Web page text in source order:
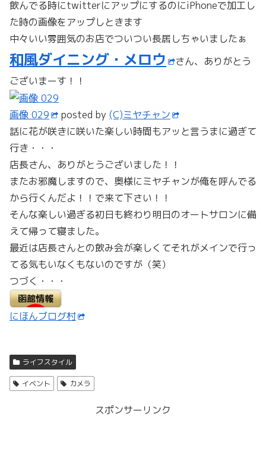
飲んでる時にtwitterにアップにするのにiPhoneで加工し
た時の画像をアップしときます
中々いい雰囲気のお店でついつい長居しちゃいましたぁ
和風ダイニング・メロウ
さん、ありがとう
ございまーす！！
画像 029 posted by (C)ミヤチャン
話に花が咲きに咲いた楽しい時間もアッと言うまに過ぎて
行き・・・
店長さん、ありがとうございました！！
またお邪魔しますので、奥様にミヤチャンが俺を呼んでる
から行くんだよ！！で来て下さい！！
そんな楽しい過ぎる初日も終わり明日のオートサロンに備
えて帰って寝ました。
最近は店長さんとの飲み会が楽しくてそれがメインで行っ
てる気もいなくもないのですが（笑）
つづく・・・
にほんブログ村
ライフスタイル
イベント カメラ
スポンサーリンク